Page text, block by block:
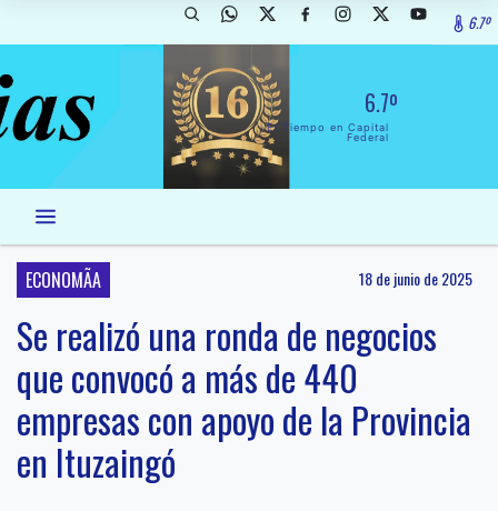
6.7º
6.7º
El Tiempo en Capital
Federal
ECONOMÃA 18 de junio de 2025
Se realizó una ronda de negocios
que convocó a más de 440
empresas con apoyo de la Provincia
en Ituzaingó